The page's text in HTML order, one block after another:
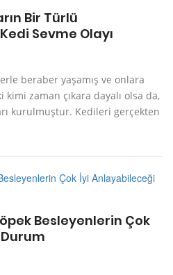
Bir Türlü
Sevme Olayı
beraber yaşamış ve onlara
kimi zaman çıkara dayalı olsa da,
kurulmuştur. Kedileri gerçekten
Besleyenlerin Çok